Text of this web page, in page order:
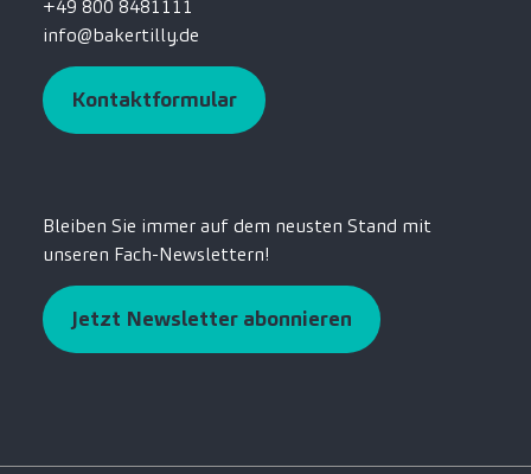
+49 800 8481111
info@bakertilly.de
Kontaktformular
Bleiben Sie immer auf dem neusten Stand mit
unseren Fach-Newslettern!
Jetzt Newsletter abonnieren